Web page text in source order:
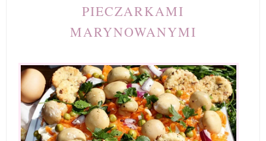
PIECZARKAMI
MARYNOWANYMI